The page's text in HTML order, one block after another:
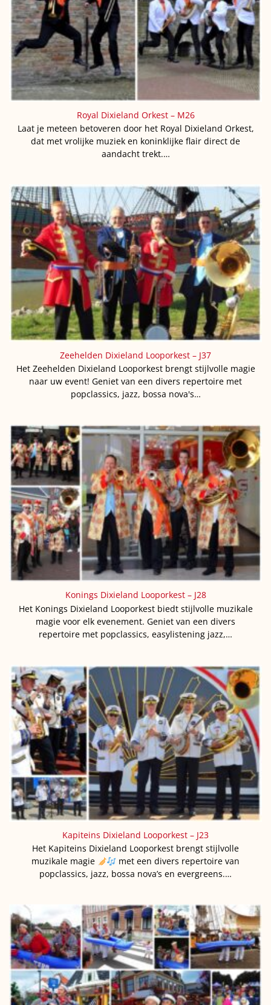
Royal Dixieland Orkest – M26
Laat je meteen betoveren door het Royal Dixieland Orkest,
dat met vrolijke muziek en koninklijke flair direct de
aandacht trekt.…
Zeehelden Dixieland Looporkest – J37
Het Zeehelden Dixieland Looporkest brengt stijlvolle magie
naar uw event! Geniet van een divers repertoire met
popclassics, jazz, bossa nova's…
Konings Dixieland Looporkest – J28
Het Konings Dixieland Looporkest biedt stijlvolle muzikale
magie voor elk evenement. Geniet van een divers
repertoire met popclassics, easylistening jazz,…
Kapiteins Dixieland Looporkest – J23
Het Kapiteins Dixieland Looporkest brengt stijlvolle
muzikale magie
met een divers repertoire van
popclassics, jazz, bossa nova’s en evergreens.…